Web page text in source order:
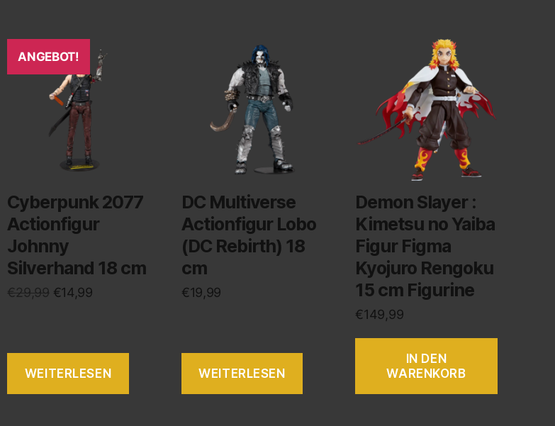
ANGEBOT!
Cyberpunk 2077
Actionfigur
Johnny
Silverhand 18 cm
€29,99 €14,99
WEITERLESEN
DC Multiverse
Actionfigur Lobo
(DC Rebirth) 18
cm
€19,99
WEITERLESEN
Demon Slayer :
Kimetsu no Yaiba
Figur Figma
Kyojuro Rengoku
15 cm Figurine
€149,99
IN DEN
WARENKORB